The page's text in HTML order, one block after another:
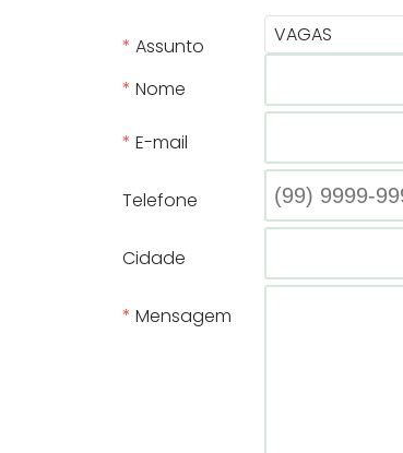
Assunto VAGAS
Nome
E-mail
Telefone
Cidade
Mensagem